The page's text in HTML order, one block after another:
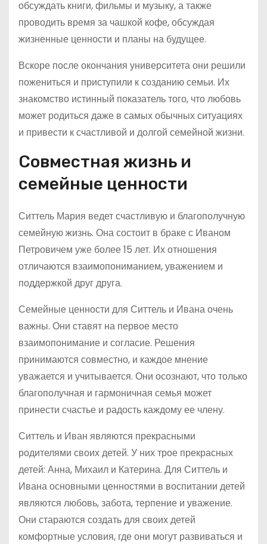
обсуждать книги, фильмы и музыку, а также
проводить время за чашкой кофе, обсуждая
жизненные ценности и планы на будущее.
Вскоре после окончания университета они решили
пожениться и приступили к созданию семьи. Их
знакомство истинный показатель того, что любовь
может родиться даже в самых обычных ситуациях
и привести к счастливой и долгой семейной жизни.
Совместная жизнь и
семейные ценности
Ситтель Мария ведет счастливую и благополучную
семейную жизнь. Она состоит в браке с Иваном
Петровичем уже более 15 лет. Их отношения
отличаются взаимопониманием, уважением и
поддержкой друг друга.
Семейные ценности для Ситтель и Ивана очень
важны. Они ставят на первое место
взаимопонимание и согласие. Решения
принимаются совместно, и каждое мнение
уважается и учитывается. Они осознают, что только
благополучная и гармоничная семья может
принести счастье и радость каждому ее члену.
Ситтель и Иван являются прекрасными
родителями своих детей. У них трое прекрасных
детей: Анна, Михаил и Катерина. Для Ситтель и
Ивана основными ценностями в воспитании детей
являются любовь, забота, терпение и уважение.
Они стараются создать для своих детей
комфортные условия, где они могут развиваться и